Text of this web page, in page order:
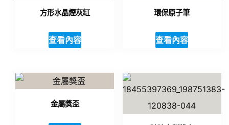
方形水晶煙灰缸
查看內容
環保原子筆
查看內容
金屬獎盃